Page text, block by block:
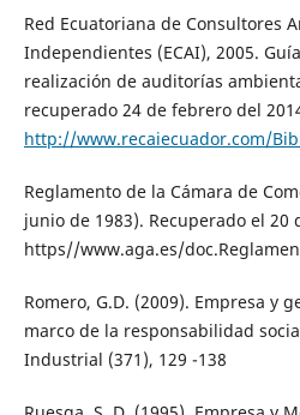
Red Ecuatoriana de Consultores
Independientes (ECAI), 2005.
realización de auditorías
recuperado 24 de febrero del
http://www.recaiecuador.com/
Reglamento de la Cámara de
junio de 1983). Recuperado el 20
https//www.aga.es/
Romero, G.D. (2009). Empresa y
marco de la responsabilidad
Industrial (371), 129 -138